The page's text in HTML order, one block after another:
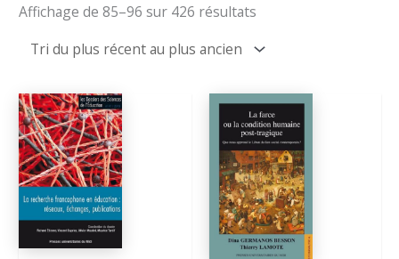
Affichage de 85–96 sur 426 résultats
récent
ancien